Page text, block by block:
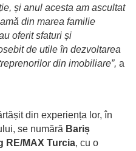
și anul acesta am ascultat
din marea familie
oferit sfaturi și
de utile în dezvoltarea
din imobiliare”, a
din experiența lor, în
se numără Bariș
RE/MAX Turcia, cu o